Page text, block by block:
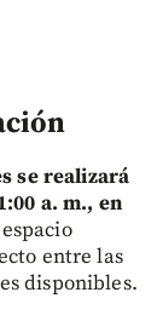
se realizará
a. m., en
entre las
disponibles.